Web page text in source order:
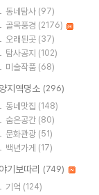
동네탐사 (97)
골목풍경 (2176)
오래된곳 (37)
탐사공지 (102)
미술작품 (68)
지역명소 (296)
동네맛집 (148)
숨은공간 (80)
문화관광 (51)
백년가게 (17)
기보따리 (749)
기억 (124)